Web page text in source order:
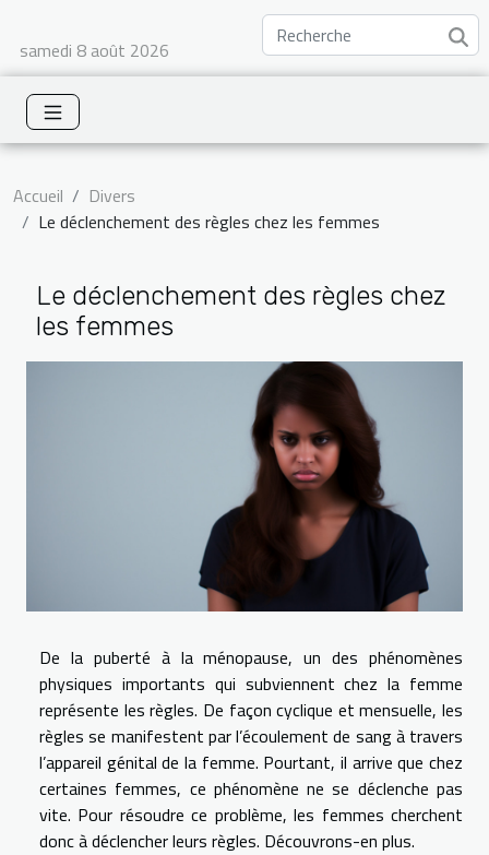
samedi 8 août 2026
Accueil
Divers
Le déclenchement des règles chez les femmes
Le déclenchement des règles chez
les femmes
De la puberté à la ménopause, un des phénomènes
physiques importants qui subviennent chez la femme
représente les règles. De façon cyclique et mensuelle, les
règles se manifestent par l’écoulement de sang à travers
l’appareil génital de la femme. Pourtant, il arrive que chez
certaines femmes, ce phénomène ne se déclenche pas
vite. Pour résoudre ce problème, les femmes cherchent
donc à déclencher leurs règles. Découvrons-en plus.